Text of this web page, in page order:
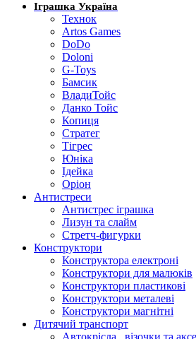
Іграшка Україна
Технок
Artos Games
DoDo
Doloni
G-Toys
Бамсик
ВладиТойс
Данко Тойс
Копиця
Стратег
Тігрес
Юніка
Ідейка
Оріон
Антистреси
Антистрес іграшка
Лизун та слайм
Стретч-фигурки
Конструктори
Конструктора електроні
Конструктори для малюків
Конструктори пластикові
Конструктори металеві
Конструктори магнітні
Дитячий транспорт
Автокрісла , візочки та